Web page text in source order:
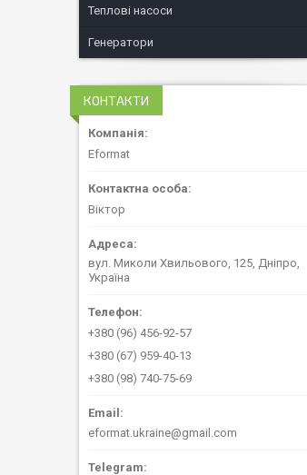
Теплові насоси
Генератори
КОНТАКТИ
Eformat
Віктор
вул. Миколи Хвильового, 125, Дніпро,
Україна
+380 (96) 456-92-57
+380 (67) 959-40-13
+380 (98) 740-75-69
eformat.ukraine@gmail.com